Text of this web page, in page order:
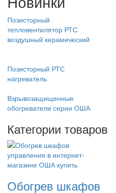
Позисторный
тепловентилятор РТС
воздушный керамический
Позисторный РТС
нагреватель
Взрывозащищенные
обогреватели серии ОША
Категории товаров
Обогрев шкафов